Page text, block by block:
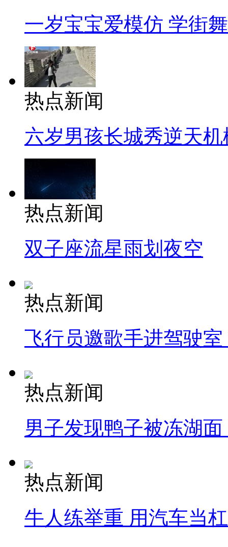
一岁宝宝爱模仿 学街
热点新闻
六岁男孩长城秀逆天机
热点新闻
双子座流星雨划夜空
热点新闻
飞行员邀歌手进驾驶
热点新闻
男子发现鸭子被冻湖
热点新闻
牛人练举重 用汽车当